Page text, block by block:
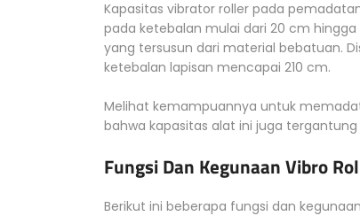
Kapasitas vibrator roller pada
pada ketebalan mulai dari 20 cm
yang tersusun dari material bebatuan.
ketebalan lapisan mencapai 210 cm.
Melihat kemampuannya untuk
bahwa kapasitas alat ini juga
Fungsi Dan Kegunaan Vibro
Berikut ini beberapa fungsi dan